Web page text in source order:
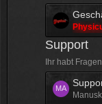
L
e
t
t
e
B
Support
Ihr habt
L
e